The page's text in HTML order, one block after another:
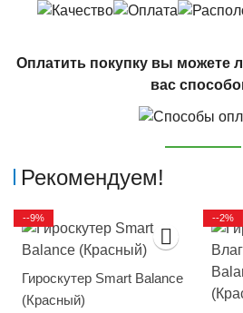
Оплатить покупку вы
вас
Рекомендуем!
Гироскутер Smart Balance
(Красный)
--9% --2%